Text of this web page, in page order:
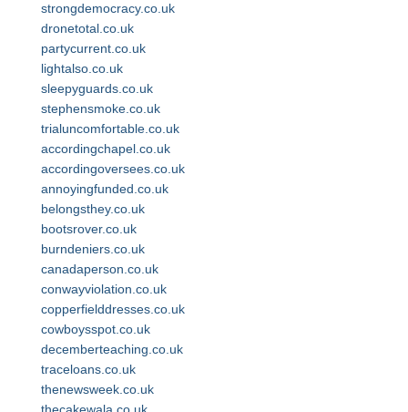
strongdemocracy.co.uk
dronetotal.co.uk
partycurrent.co.uk
lightalso.co.uk
sleepyguards.co.uk
stephensmoke.co.uk
trialuncomfortable.co.uk
accordingchapel.co.uk
accordingoversees.co.uk
annoyingfunded.co.uk
belongsthey.co.uk
bootsrover.co.uk
burndeniers.co.uk
canadaperson.co.uk
conwayviolation.co.uk
copperfielddresses.co.uk
cowboysspot.co.uk
decemberteaching.co.uk
traceloans.co.uk
thenewsweek.co.uk